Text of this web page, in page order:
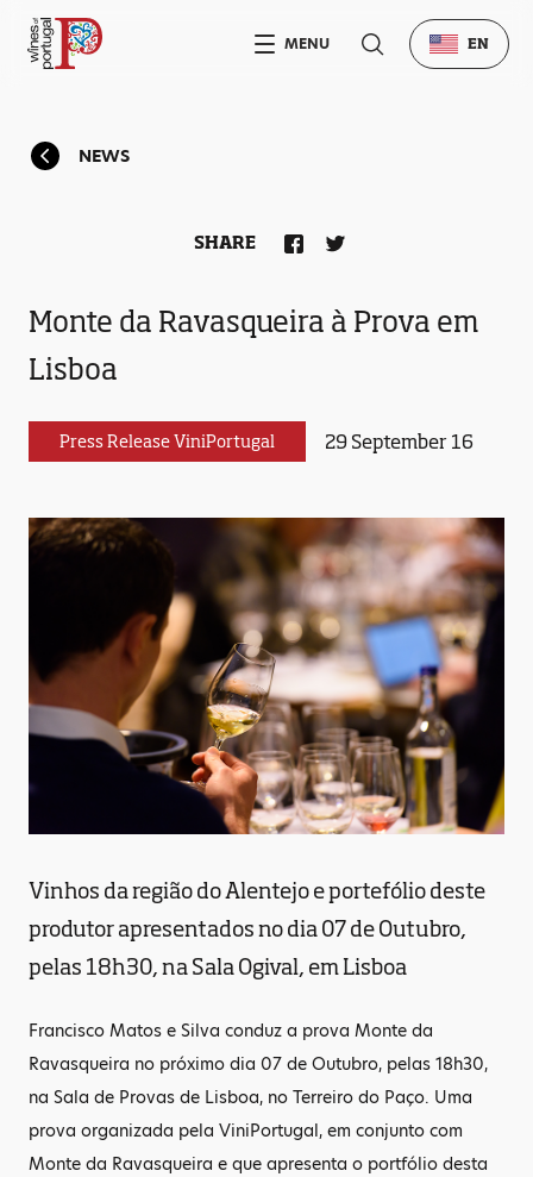
NEWS
Monte da Ravasqueira à Prova em
Lisboa
Press Release ViniPortugal 29 September 16
SHARE
Vinhos da região do Alentejo e portefólio deste
produtor apresentados no dia 07 de Outubro,
pelas 18h30, na Sala Ogival, em Lisboa
Francisco Matos e Silva conduz a prova Monte da
Ravasqueira no próximo dia 07 de Outubro, pelas 18h30,
na Sala de Provas de Lisboa, no Terreiro do Paço. Uma
prova organizada pela ViniPortugal, em conjunto com
Monte da Ravasqueira e que apresenta o portfólio desta
MENU EN